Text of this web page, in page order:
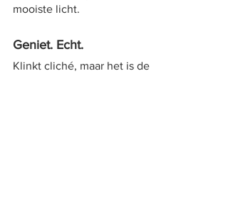
mooiste licht.
Geniet. Echt.
Klinkt cliché, maar het is de